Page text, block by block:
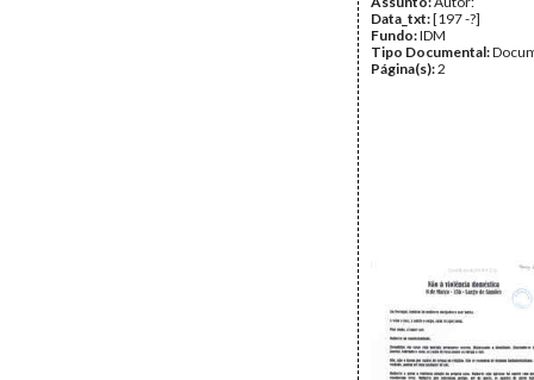
Data_txt:[197 -?]
Fundo:IDM
Tipo Documental:
Página(s):2